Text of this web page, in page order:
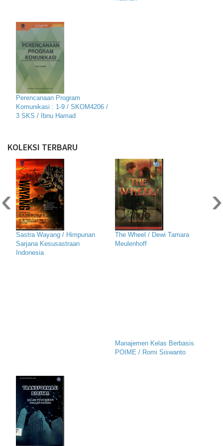
Perencanaan Program
Komunikasi : 1-9 / SKOM4206 /
3 SKS / Ibnu Hamad
KOLEKSI TERBARU
Sastra Wayang / Himpunan
Sarjana Kesusastraan
Indonesia
The Wheel / Dewi Tamara
Meulenhoff
Manajemen Kelas Berbasis
POIME / Romi Siswanto
‹ ›